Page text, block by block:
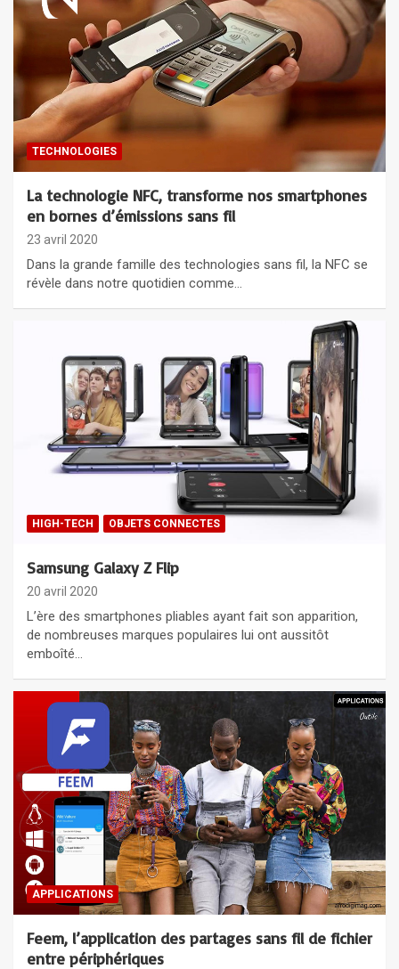
TECHNOLOGIES
La technologie NFC, transforme nos smartphones
en bornes d’émissions sans fil
23 avril 2020
Dans la grande famille des technologies sans fil, la NFC se
révèle dans notre quotidien comme…
HIGH-TECH OBJETS CONNECTES
Samsung Galaxy Z Flip
20 avril 2020
L’ère des smartphones pliables ayant fait son apparition,
de nombreuses marques populaires lui ont aussitôt
emboîté…
APPLICATIONS
Feem, l’application des partages sans fil de fichier
entre périphériques